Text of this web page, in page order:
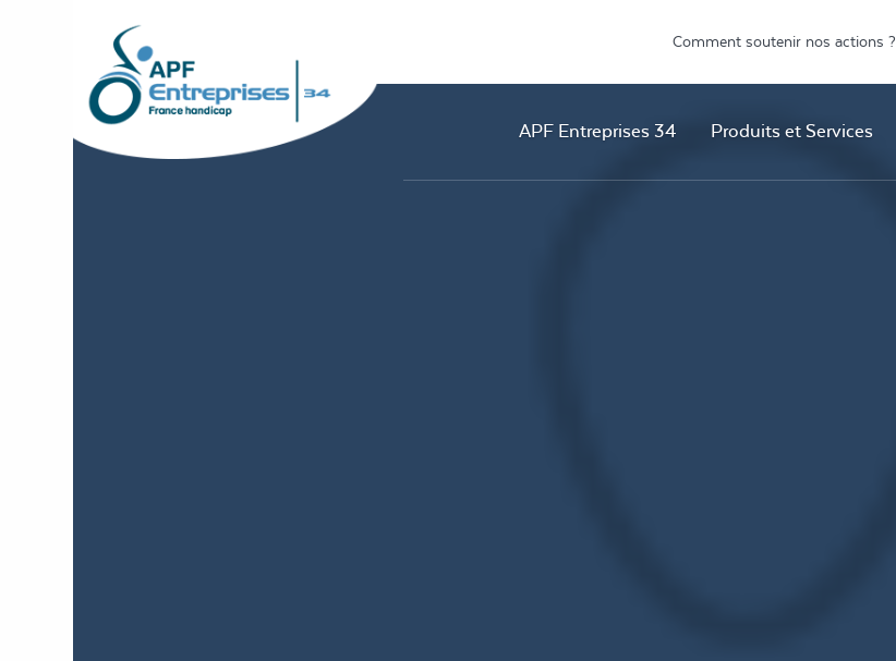
Comment soutenir nos actions ?
APF Entreprises 34 Produits et Services